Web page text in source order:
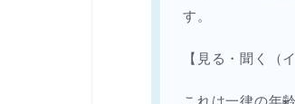
す。
【見る・聞く（
これは一律の年